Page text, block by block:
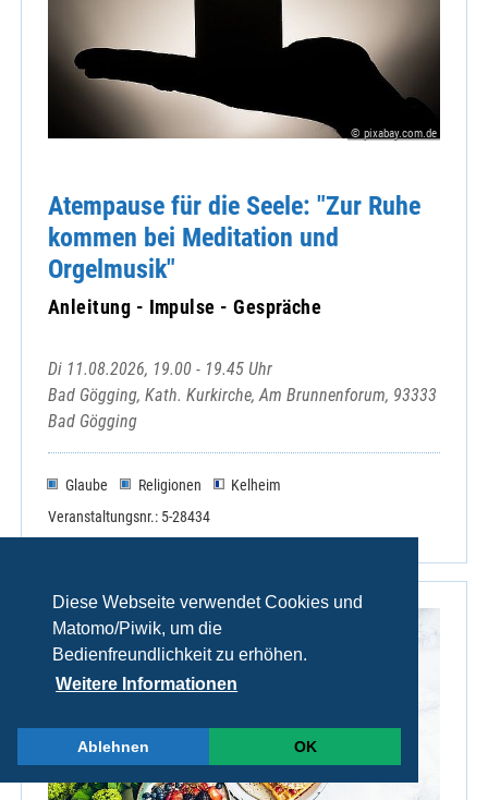
Diese Webseite verwendet Cookies und
Matomo/Piwik, um die
Bedienfreundlichkeit zu erhöhen.
Weitere Informationen
Ablehnen OK
© pixabay.com.de
Atempause für die Seele: "Zur Ruhe
kommen bei Meditation und
Orgelmusik"
Anleitung - Impulse - Gespräche
Di 11.08.2026, 19.00 - 19.45 Uhr
Bad Gögging, Kath. Kurkirche, Am Brunnenforum, 93333
Bad Gögging
Glaube Religionen
Kelheim
Veranstaltungsnr.: 5-28434